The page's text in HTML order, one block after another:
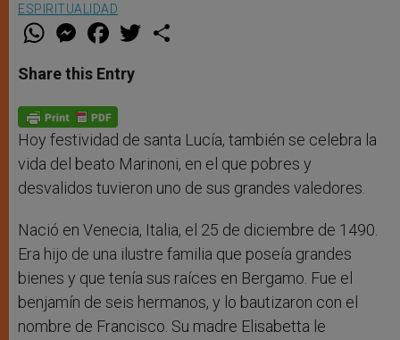
ESPIRITUALIDAD
W
t
s
p
p
M
e
s
e
g
e
r
F
a
e
b
o
k
w
Share this Entry
Hoy festividad de santa Lucía, también se celebra la
vida del beato Marinoni, en el que pobres y
desvalidos tuvieron uno de sus grandes valedores.
Nació en Venecia, Italia, el 25 de diciembre de 1490.
Era hijo de una ilustre familia que poseía grandes
bienes y que tenía sus raíces en Bergamo. Fue el
benjamín de seis hermanos, y lo bautizaron con el
nombre de Francisco. Su madre Elisabetta le